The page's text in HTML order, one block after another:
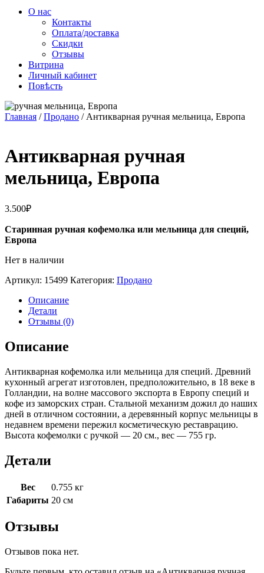
О нас
Контакты
Оплата/доставка
Скидки
Отзывы
Витрина
Личный кабинет
Повѣсть
Главная /Продано / Антикварная ручная мельница, Европа
Антикварная ручная
мельница, Европа
3.500₽
Старинная ручная кофемолка или мельница для специй,
Европа
Нет в наличии
Артикул: 15499 Категория: Продано
Описание
Детали
Отзывы (0)
Описание
Антикварная кофемолка или мельница для специй. Древний
кухонный агрегат изготовлен, предположительно, в 18 веке в
Голландии, на волне массового экспорта в Европу специй и
кофе из заморских стран. Стальной механизм дожил до наших
дней в отличном состоянии, а деревянный корпус мельницы в
недавнем времени пережил косметическую реставрацию.
Высота кофемолки с ручкой — 20 см., вес — 755 гр.
Детали
Вес
0.755 кг
Габариты 20 см
Отзывы
Отзывов пока нет.